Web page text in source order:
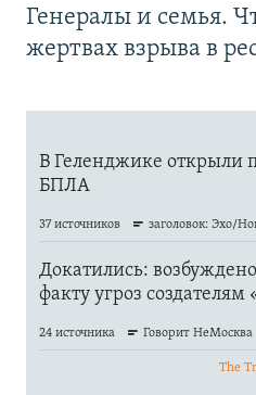
Генералы и семья.
жертвах взрыва в